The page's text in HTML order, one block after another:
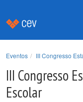
Eventos III Congresso
III Congresso
Escolar